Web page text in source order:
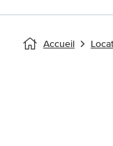
Accueil